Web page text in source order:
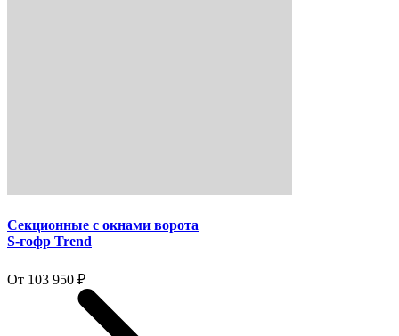
Секционные с окнами ворота
S-гофр Trend
От 103 950 ₽